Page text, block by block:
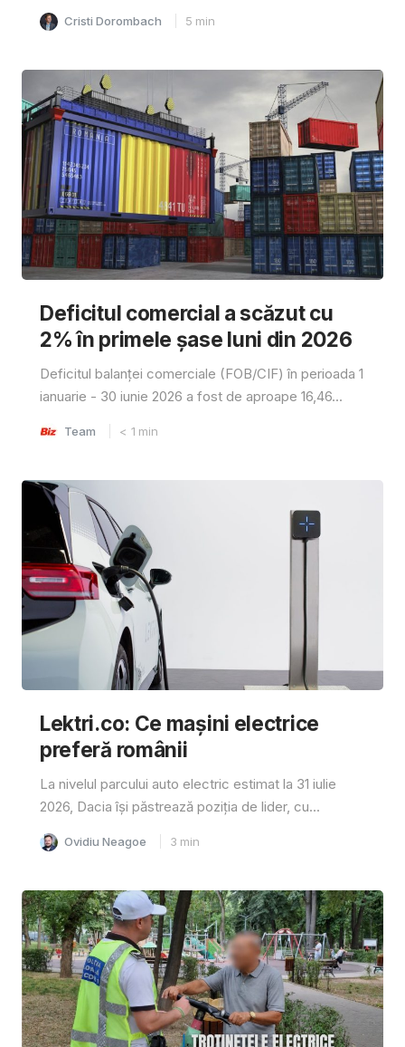
Cristi Dorombach 5 min
Deficitul comercial a scăzut cu
2% în primele șase luni din 2026
Deficitul balanței comerciale (FOB/CIF) în perioada 1
ianuarie - 30 iunie 2026 a fost de aproape 16,46...
Team < 1 min
Lektri.co: Ce mașini electrice
preferă românii
La nivelul parcului auto electric estimat la 31 iulie
2026, Dacia își păstrează poziția de lider, cu...
Ovidiu Neagoe 3 min